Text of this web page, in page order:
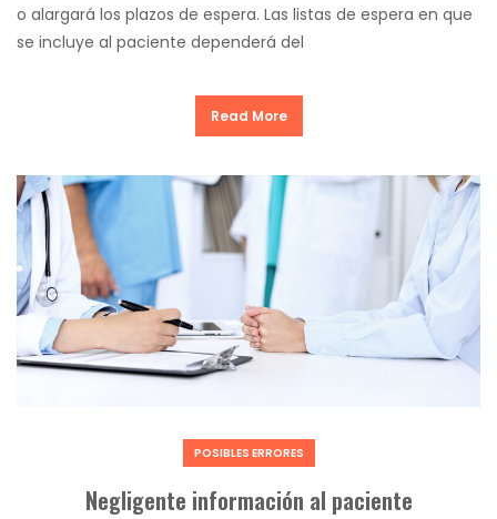
o alargará los plazos de espera. Las listas de espera en que
se incluye al paciente dependerá del
Read More
POSIBLES ERRORES
Negligente información al paciente